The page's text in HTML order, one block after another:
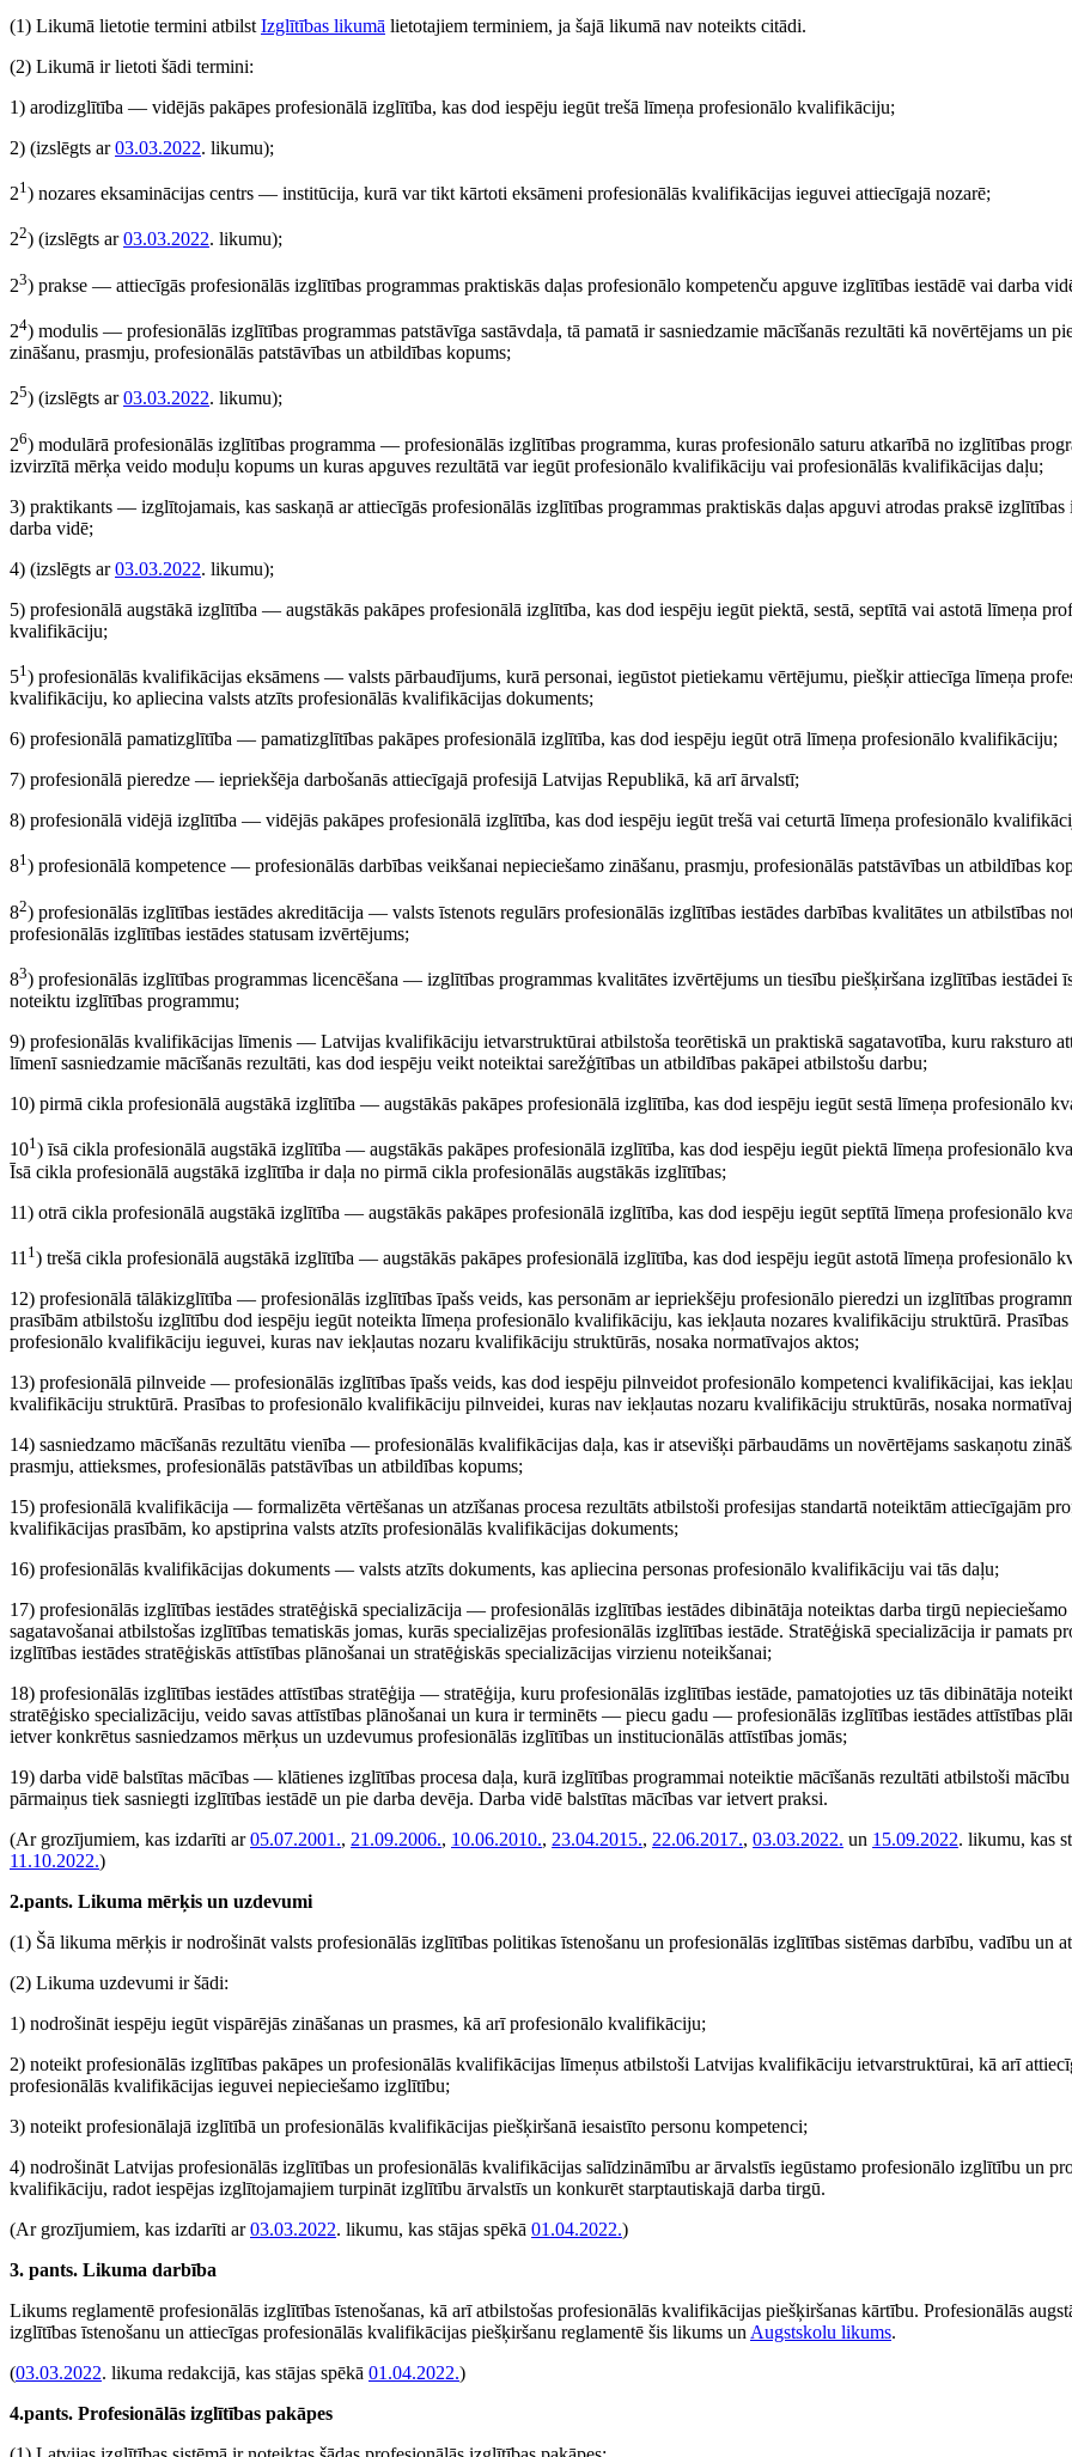
(1) Likumā lietotie termini atbilst Izglītības likumā lietotajiem terminiem, ja šajā likumā nav noteikts citādi.
(2) Likumā ir lietoti šādi termini:
1) arodizglītība — vidējās pakāpes profesionālā izglītība, kas dod iespēju iegūt trešā līmeņa profesionālo kvalifikāciju;
2) (izslēgts ar03.03.2022. likumu);
21) nozares eksaminācijas centrs — institūcija, kurā var tikt kārtoti eksāmeni profesionālās kvalifikācijas ieguvei attiecīgajā nozarē;
22) (izslēgts ar03.03.2022. likumu);
23) prakse — attiecīgās profesionālās izglītības programmas praktiskās daļas profesionālo kompetenču apguve izglītības iestādē vai darba
24) modulis — profesionālās izglītības programmas patstāvīga sastāvdaļa, tā pamatā ir sasniedzamie mācīšanās rezultāti kā novērtējams un
zināšanu, prasmju, profesionālās patstāvības un atbildības kopums;
25) (izslēgts ar03.03.2022. likumu);
26) modulārā profesionālās izglītības programma — profesionālās izglītības programma, kuras profesionālo saturu atkarībā no izglītības
izvirzītā mērķa veido moduļu kopums un kuras apguves rezultātā var iegūt profesionālo kvalifikāciju vai profesionālās kvalifikācijas daļu;
3) praktikants — izglītojamais, kas saskaņā ar attiecīgās profesionālās izglītības programmas praktiskās daļas apguvi atrodas praksē izglītības
darba vidē;
4) (izslēgts ar03.03.2022. likumu);
5) profesionālā augstākā izglītība — augstākās pakāpes profesionālā izglītība, kas dod iespēju iegūt piektā, sestā, septītā vai astotā līmeņa
kvalifikāciju;
51 ) profesionālās kvalifikācijas eksāmens — valsts pārbaudījums, kurā personai, iegūstot pietiekamu vērtējumu, piešķir attiecīga līmeņa
kvalifikāciju, ko apliecina valsts atzīts profesionālās kvalifikācijas dokuments;
6) profesionālā pamatizglītība — pamatizglītības pakāpes profesionālā izglītība, kas dod iespēju iegūt otrā līmeņa profesionālo kvalifikāciju;
7) profesionālā pieredze — iepriekšēja darbošanās attiecīgajā profesijā Latvijas Republikā, kā arī ārvalstī;
8) profesionālā vidējā izglītība — vidējās pakāpes profesionālā izglītība, kas dod iespēju iegūt trešā vai ceturtā līmeņa profesionālo
81) profesionālā kompetence — profesionālās darbības veikšanai nepieciešamo zināšanu, prasmju, profesionālās patstāvības un atbildības
82) profesionālās izglītības iestādes akreditācija — valsts īstenots regulārs profesionālās izglītības iestādes darbības kvalitātes un atbilstības
profesionālās izglītības iestādes statusam izvērtējums;
83) profesionālās izglītības programmas licencēšana — izglītības programmas kvalitātes izvērtējums un tiesību piešķiršana izglītības iestādei
noteiktu izglītības programmu;
9) profesionālās kvalifikācijas līmenis — Latvijas kvalifikāciju ietvarstruktūrai atbilstoša teorētiskā un praktiskā sagatavotība, kuru raksturo
līmenī sasniedzamie mācīšanās rezultāti, kas dod iespēju veikt noteiktai sarežģītības un atbildības pakāpei atbilstošu darbu;
10) pirmā cikla profesionālā augstākā izglītība — augstākās pakāpes profesionālā izglītība, kas dod iespēju iegūt sestā līmeņa profesionālo
101) īsā cikla profesionālā augstākā izglītība — augstākās pakāpes profesionālā izglītība, kas dod iespēju iegūt piektā līmeņa profesionālo
Īsā cikla profesionālā augstākā izglītība ir daļa no pirmā cikla profesionālās augstākās izglītības;
11) otrā cikla profesionālā augstākā izglītība — augstākās pakāpes profesionālā izglītība, kas dod iespēju iegūt septītā līmeņa profesionālo
11 1 ) trešā cikla profesionālā augstākā izglītība — augstākās pakāpes profesionālā izglītība, kas dod iespēju iegūt astotā līmeņa profesionālo
12) profesionālā tālākizglītība — profesionālās izglītības īpašs veids, kas personām ar iepriekšēju profesionālo pieredzi un izglītības
prasībām atbilstošu izglītību dod iespēju iegūt noteikta līmeņa profesionālo kvalifikāciju, kas iekļauta nozares kvalifikāciju struktūrā. Prasības
profesionālo kvalifikāciju ieguvei, kuras nav iekļautas nozaru kvalifikāciju struktūrās, nosaka normatīvajos aktos;
13) profesionālā pilnveide — profesionālās izglītības īpašs veids, kas dod iespēju pilnveidot profesionālo kompetenci kvalifikācijai, kas
kvalifikāciju struktūrā. Prasības to profesionālo kvalifikāciju pilnveidei, kuras nav iekļautas nozaru kvalifikāciju struktūrās, nosaka
14) sasniedzamo mācīšanās rezultātu vienība — profesionālās kvalifikācijas daļa, kas ir atsevišķi pārbaudāms un novērtējams saskaņotu
prasmju, attieksmes, profesionālās patstāvības un atbildības kopums;
15) profesionālā kvalifikācija — formalizēta vērtēšanas un atzīšanas procesa rezultāts atbilstoši profesijas standartā noteiktām attiecīgajām
kvalifikācijas prasībām, ko apstiprina valsts atzīts profesionālās kvalifikācijas dokuments;
16) profesionālās kvalifikācijas dokuments — valsts atzīts dokuments, kas apliecina personas profesionālo kvalifikāciju vai tās daļu;
17) profesionālās izglītības iestādes stratēģiskā specializācija — profesionālās izglītības iestādes dibinātāja noteiktas darba tirgū nepieciešamo
sagatavošanai atbilstošas izglītības tematiskās jomas, kurās specializējas profesionālās izglītības iestāde. Stratēģiskā specializācija ir pamats
izglītības iestādes stratēģiskās attīstības plānošanai un stratēģiskās specializācijas virzienu noteikšanai;
18) profesionālās izglītības iestādes attīstības stratēģija — stratēģija, kuru profesionālās izglītības iestāde, pamatojoties uz tās dibinātāja
stratēģisko specializāciju, veido savas attīstības plānošanai un kura ir terminēts — piecu gadu — profesionālās izglītības iestādes attīstības
ietver konkrētus sasniedzamos mērķus un uzdevumus profesionālās izglītības un institucionālās attīstības jomās;
19) darba vidē balstītas mācības — klātienes izglītības procesa daļa, kurā izglītības programmai noteiktie mācīšanās rezultāti atbilstoši
pārmaiņus tiek sasniegti izglītības iestādē un pie darba devēja. Darba vidē balstītas mācības var ietvert praksi.
(Ar grozījumiem, kas izdarīti ar05.07.2001., 21.09.2006., 10.06.2010., 23.04.2015., 22.06.2017., 03.03.2022. un 15.09.2022. likumu, kas
11.10.2022.)
2.pants. Likuma mērķis un uzdevumi
(1) Šā likuma mērķis ir nodrošināt valsts profesionālās izglītības politikas īstenošanu un profesionālās izglītības sistēmas darbību, vadību un
(2) Likuma uzdevumi ir šādi:
1) nodrošināt iespēju iegūt vispārējās zināšanas un prasmes, kā arī profesionālo kvalifikāciju;
2) noteikt profesionālās izglītības pakāpes un profesionālās kvalifikācijas līmeņus atbilstoši Latvijas kvalifikāciju ietvarstruktūrai, kā arī
profesionālās kvalifikācijas ieguvei nepieciešamo izglītību;
3) noteikt profesionālajā izglītībā un profesionālās kvalifikācijas piešķiršanā iesaistīto personu kompetenci;
4) nodrošināt Latvijas profesionālās izglītības un profesionālās kvalifikācijas salīdzināmību ar ārvalstīs iegūstamo profesionālo izglītību un
kvalifikāciju, radot iespējas izglītojamajiem turpināt izglītību ārvalstīs un konkurēt starptautiskajā darba tirgū.
(Ar grozījumiem, kas izdarīti ar03.03.2022. likumu, kas stājas spēkā 01.04.2022.)
3. pants. Likuma darbība
Likums reglamentē profesionālās izglītības īstenošanas, kā arī atbilstošas profesionālās kvalifikācijas piešķiršanas kārtību. Profesionālās
izglītības īstenošanu un attiecīgas profesionālās kvalifikācijas piešķiršanu reglamentē šis likums un Augstskolu likums.
(03.03.2022. likuma redakcijā, kas stājas spēkā 01.04.2022.)
4.pants. Profesionālās izglītības pakāpes